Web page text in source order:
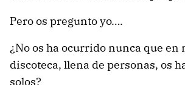
Pero os pregunto yo….
¿No os ha ocurrido nunca que en
discoteca, llena de personas, os
solos?